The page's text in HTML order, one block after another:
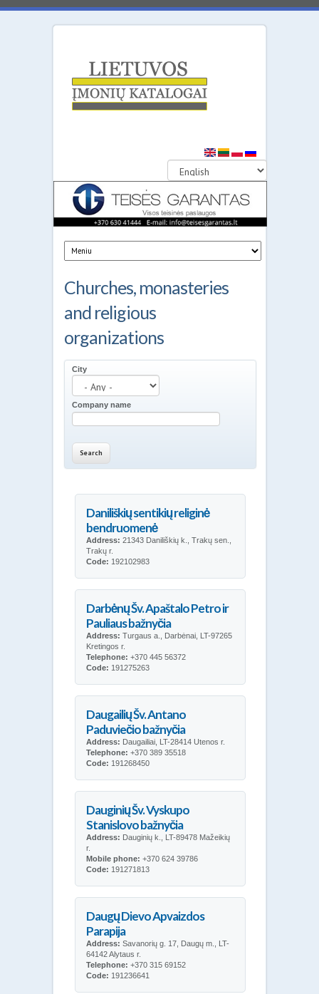
Lithuanian
Business
Directories
Churches, monasteries
and religious
organizations
City
Company name
Daniliškių sentikių religinė
bendruomenė
Address: 21343 Daniliškių k., Trakų sen.,
Trakų r.
Code: 192102983
Darbėnų Šv. Apaštalo Petro ir
Pauliaus bažnyčia
Address: Turgaus a., Darbėnai, LT-97265
Kretingos r.
Telephone: +370 445 56372
Code: 191275263
Daugailių Šv. Antano
Paduviečio bažnyčia
Address: Daugailiai, LT-28414 Utenos r.
Telephone: +370 389 35518
Code: 191268450
Dauginių Šv. Vyskupo
Stanislovo bažnyčia
Address: Dauginių k., LT-89478 Mažeikių
r.
Mobile phone: +370 624 39786
Code: 191271813
Daugų Dievo Apvaizdos
Parapija
Address: Savanorių g. 17, Daugų m., LT-
64142 Alytaus r.
Telephone: +370 315 69152
Code: 191236641